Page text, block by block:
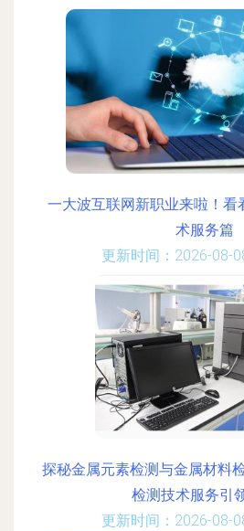
一大波互联网新职业来啦！
术服务篇
更新时间：2026-08-
探秘金属元素检测与金属材料
检测技术服务引
更新时间：2026-08-